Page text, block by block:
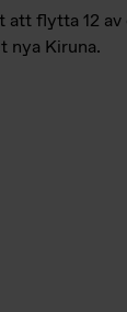
flytta 12 av
nya Kiruna.